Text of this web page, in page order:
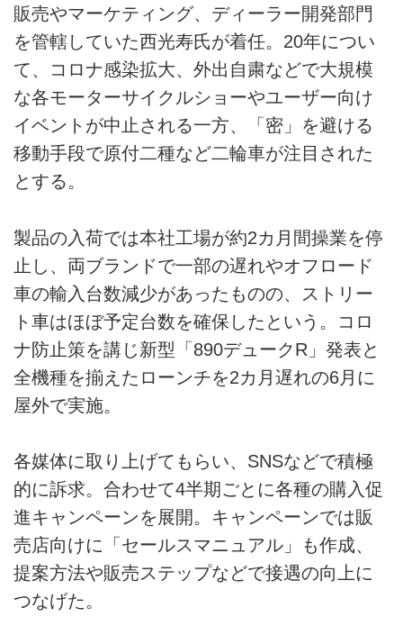
販売やマーケティング、ディーラー開発部門
を管轄していた西光寿氏が着任。20年につい
て、コロナ感染拡大、外出自粛などで大規模
な各モーターサイクルショーやユーザー向け
イベントが中止される一方、「密」を避ける
移動手段で原付二種など二輪車が注目された
とする。
製品の入荷では本社工場が約2カ月間操業を停
止し、両ブランドで一部の遅れやオフロード
車の輸入台数減少があったものの、ストリー
ト車はほぼ予定台数を確保したという。コロ
ナ防止策を講じ新型「890デュークR」発表と
全機種を揃えたローンチを2カ月遅れの6月に
屋外で実施。
各媒体に取り上げてもらい、SNSなどで積極
的に訴求。合わせて4半期ごとに各種の購入促
進キャンペーンを展開。キャンペーンでは販
売店向けに「セールスマニュアル」も作成、
提案方法や販売ステップなどで接遇の向上に
つなげた。